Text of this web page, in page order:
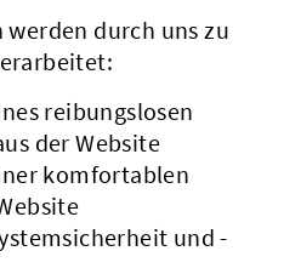
durch uns zu
reibungslosen
der Website
komfortablen
und -